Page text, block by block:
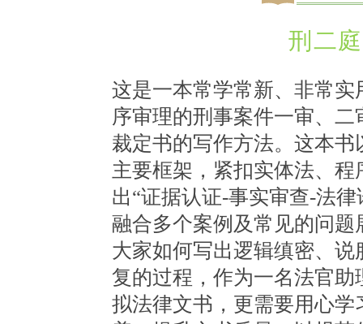
刑 二
这是一本常学常新、非常
序审理的刑事案件一审、
裁定书的写作方法。这本
主要框架，紧扣实体法、
出“证据认证-事实审查-法
融合多个案例及常见的问
大家如何写出逻辑缜密、
复的过程，作为一名法官
拟法律文书，更需要用心